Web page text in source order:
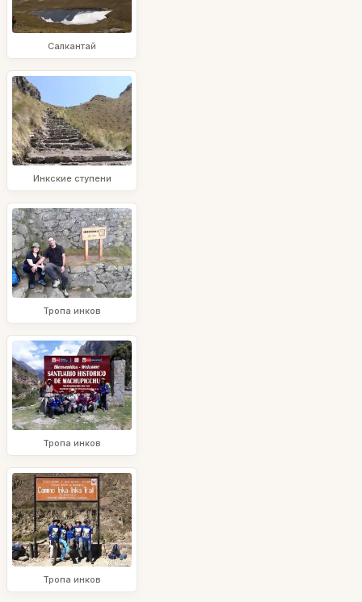
Салкантай
Инкские ступени
Тропа инков
Тропа инков
Тропа инков